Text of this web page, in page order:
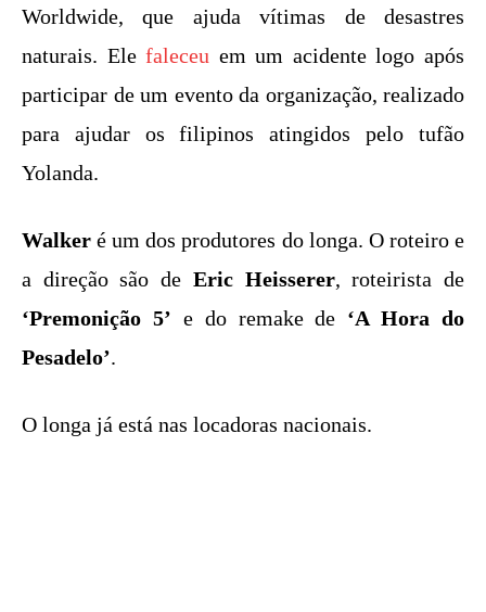
Worldwide, que ajuda vítimas de desastres
naturais. Elefaleceu em um acidente logo após
participar de um evento da organização, realizado
para ajudar os filipinos atingidos pelo tufão
Yolanda.
Walker é um dos produtores do longa. O roteiro e
a direção são de Eric Heisserer, roteirista de
‘Premonição 5’ e do remake de ‘A Hora do
Pesadelo’.
O longa já está nas locadoras nacionais.